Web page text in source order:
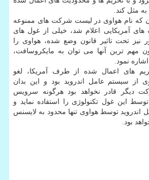
به مثل كند.
كه نام هواوی در لیست شركت های ممنوعه
آمریكایی اعلام شد، خیلی از غول های
نیز تحت تاثیر قانون وضع شده، هواوی را
مهم ترین آنها می توان به مایكروسافت،
اشاره نمود.
های اعمال شده از طرف آمریكا، لغو
از سیستم عامل اندروید بود و این بدان
دیگر قادر نخواهد بود هرگونه سرویس
این غول تكنولوژی را استفاده نماید و
اندروید توسط هواوی تنها محدود به لایسنس